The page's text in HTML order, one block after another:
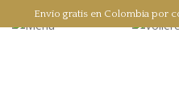
Envío gratis en Colombia por